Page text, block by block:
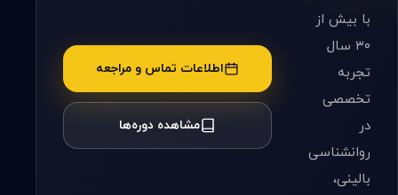
با بیش از
۳۰ سال
تجربه
تخصصی
در
روانشناسی
بالینی،
اطلاعات تماس و مراجعه
مشاهده دوره‌ها